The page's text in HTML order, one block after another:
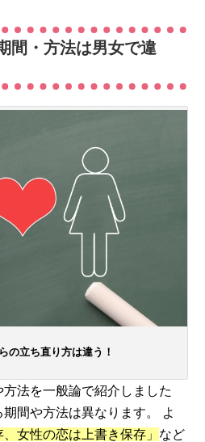
間・方法は男女で違
の立ち直り方は違う！
法を一般論で紹介しました
間や方法は異なります。 よ
、女性の恋は上書き保存」 など